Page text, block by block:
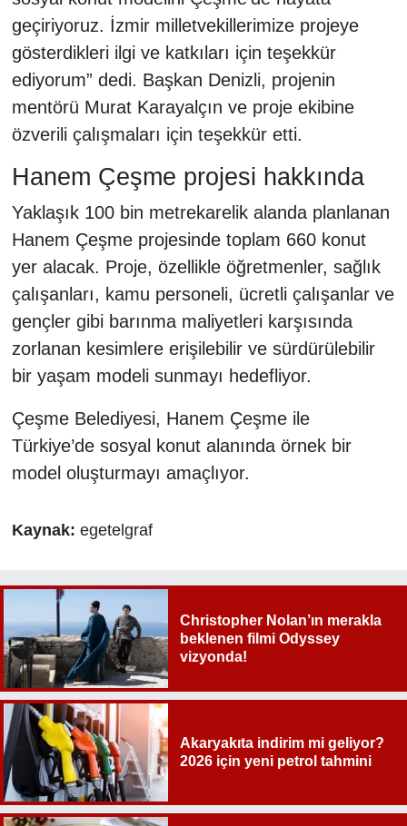
geçiriyoruz. İzmir milletvekillerimize projeye
gösterdikleri ilgi ve katkıları için teşekkür
ediyorum” dedi. Başkan Denizli, projenin
mentörü Murat Karayalçın ve proje ekibine
özverili çalışmaları için teşekkür etti.
Hanem Çeşme projesi hakkında
Yaklaşık 100 bin metrekarelik alanda planlanan
Hanem Çeşme projesinde toplam 660 konut
yer alacak. Proje, özellikle öğretmenler, sağlık
çalışanları, kamu personeli, ücretli çalışanlar ve
gençler gibi barınma maliyetleri karşısında
zorlanan kesimlere erişilebilir ve sürdürülebilir
bir yaşam modeli sunmayı hedefliyor.
Çeşme Belediyesi, Hanem Çeşme ile
Türkiye’de sosyal konut alanında örnek bir
model oluşturmayı amaçlıyor.
Kaynak: egetelgraf
Christopher Nolan’ın merakla
beklenen filmi Odyssey
vizyonda!
Akaryakıta indirim mi geliyor?
2026 için yeni petrol tahmini